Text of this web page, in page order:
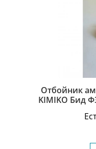
Отбойник
KIMIKO Бид